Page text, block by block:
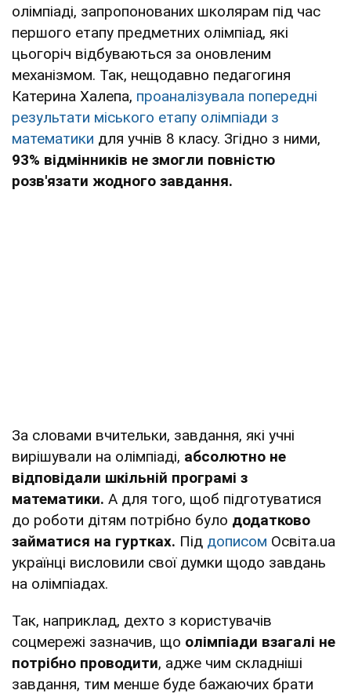
олімпіаді, запропонованих школярам під час
першого етапу предметних олімпіад, які
цьогоріч відбуваються за оновленим
механізмом. Так, нещодавно педагогиня
Катерина Халепа, проаналізувала попередні
результати міського етапу олімпіади з
математики для учнів 8 класу. Згідно з ними,
93% відмінників не змогли повністю
розв'язати жодного завдання.
За словами вчительки, завдання, які учні
вирішували на олімпіаді, абсолютно не
відповідали шкільній програмі з
математики. А для того, щоб підготуватися
до роботи дітям потрібно було додатково
займатися на гуртках. Під дописом Освіта.ua
українці висловили свої думки щодо завдань
на олімпіадах.
Так, наприклад, дехто з користувачів
соцмережі зазначив, що олімпіади взагалі не
потрібно проводити, адже чим складніші
завдання, тим менше буде бажаючих брати